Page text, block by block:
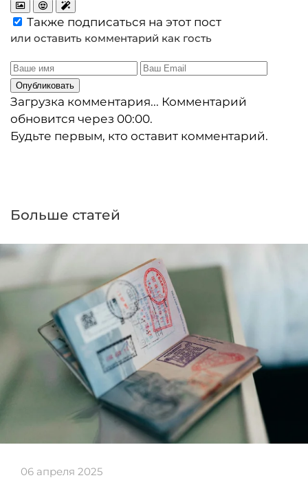
Также подписаться на этот пост
или оставить комментарий как гость
Опубликовать
Загрузка комментария... Комментарий
обновится через 00:00.
Будьте первым, кто оставит комментарий.
Больше статей
06 апреля 2025